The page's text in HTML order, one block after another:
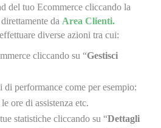
del tuo Ecommerce cliccando la
da Area Clienti.
diverse azioni tra cui:
cliccando su “Gestisci
di performance come per esempio:
ore di assistenza etc.
statistiche cliccando su “Dettagli